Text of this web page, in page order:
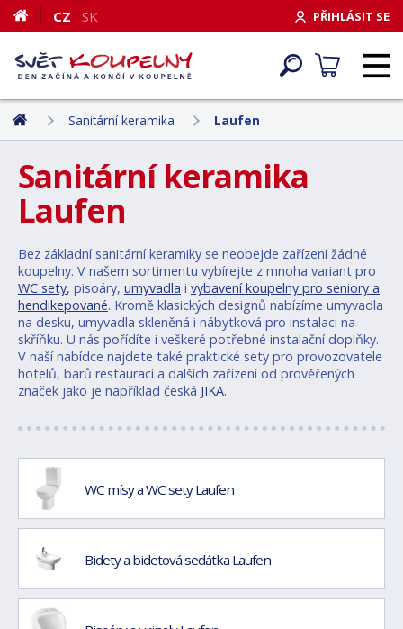
PŘIHLÁSIT SE
CZ SK
Sanitární keramika Laufen
Sanitární keramika
Laufen
Bez základní sanitární keramiky se neobejde zařízení žádné
koupelny. V našem sortimentu vybírejte z mnoha variant pro
WC sety, pisoáry, umyvadla i vybavení koupelny pro seniory a
hendikepované. Kromě klasických designů nabízíme umyvadla
na desku, umyvadla skleněná i nábytková pro instalaci na
skříňku. U nás pořídíte i veškeré potřebné instalační doplňky.
V naší nabídce najdete také praktické sety pro provozovatele
hotelů, barů restaurací a dalších zařízení od prověřených
značek jako je například česká JIKA.
WC mísy a WC sety Laufen
Bidety a bidetová sedátka Laufen